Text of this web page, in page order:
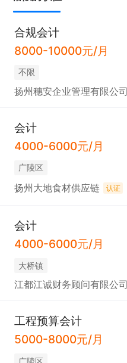
合规会计
8000-10000元/月
不限
扬州穗安企业管理有限公司
会计
4000-6000元/月
广陵区
扬州大地食材供应链 认证
会计
4000-6000元/月
大桥镇
江都江诚财务顾问有限公司
工程预算会计
5000-8000元/月
广陵区